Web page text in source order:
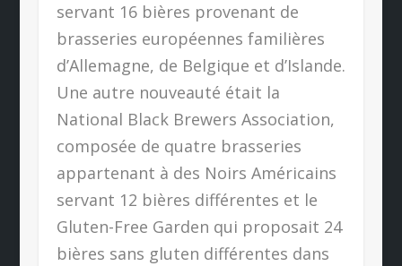
servant 16 bières provenant de
brasseries européennes familières
d’Allemagne, de Belgique et d’Islande.
Une autre nouveauté était la
National Black Brewers Association,
composée de quatre brasseries
appartenant à des Noirs Américains
servant 12 bières différentes et le
Gluten-Free Garden qui proposait 24
bières sans gluten différentes dans